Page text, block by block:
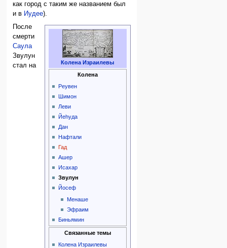
как город с таким же названием был
и в Иудее).
Колена Израилевы
Колена
Реувен
Шимон
Леви
Йеhуда
Дан
Нафтали
Гад
Ашер
Исахар
Звулун
Йосеф
Менаше
Эфраим
Биньямин
Связанные темы
Колена Израилевы
После
смерти
Саула
Звулун
стал на